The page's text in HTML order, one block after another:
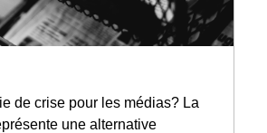
de crise pour les médias? La
une alternative